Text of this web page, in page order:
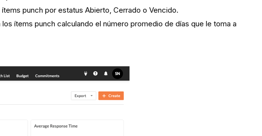
punch por estatus Abierto, Cerrado o Vencido.
ítems punch calculando el número promedio de días que le toma a